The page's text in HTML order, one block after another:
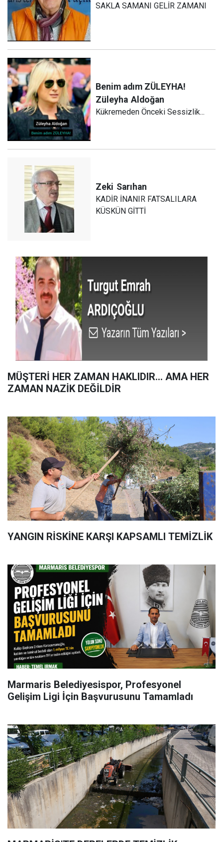
SAKLA SAMANI GELİR ZAMANI
Benim adım ZÜLEYHA!
Züleyha Aldoğan
Kükremeden Önceki Sessizlik...
Zeki Sarıhan
KADİR İNANIR FATSALILARA
KÜSKÜN GİTTİ
MÜŞTERİ HER ZAMAN HAKLIDIR… AMA HER
ZAMAN NAZİK DEĞİLDİR
YANGIN RİSKİNE KARŞI KAPSAMLI TEMİZLİK
Marmaris Belediyesispor, Profesyonel
Gelişim Ligi İçin Başvurusunu Tamamladı